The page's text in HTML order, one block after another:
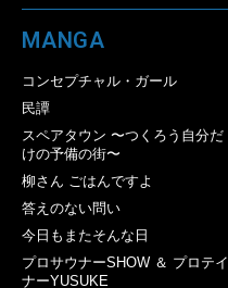
MANGA
コンセプチャル・ガール
民譚
スペアタウン 〜つくろう自分だ
けの予備の街〜
柳さん ごはんですよ
答えのない問い
今日もまたそんな日
プロサウナーSHOW ＆ プロテイ
ナーYUSUKE